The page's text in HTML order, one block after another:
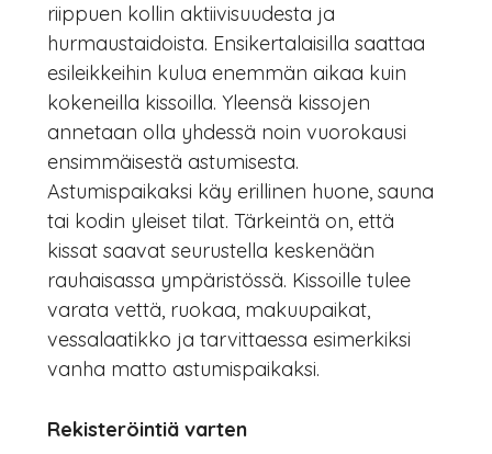
riippuen kollin aktiivisuudesta ja
hurmaustaidoista. Ensikertalaisilla saattaa
esileikkeihin kulua enemmän aikaa kuin
kokeneilla kissoilla. Yleensä kissojen
annetaan olla yhdessä noin vuorokausi
ensimmäisestä astumisesta.
Astumispaikaksi käy erillinen huone, sauna
tai kodin yleiset tilat. Tärkeintä on, että
kissat saavat seurustella keskenään
rauhaisassa ympäristössä. Kissoille tulee
varata vettä, ruokaa, makuupaikat,
vessalaatikko ja tarvittaessa esimerkiksi
vanha matto astumispaikaksi.
Rekisteröintiä varten